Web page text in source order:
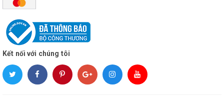
Ion
Hẹn thời gian
tắt/mở
Kết nối với chúng tôi